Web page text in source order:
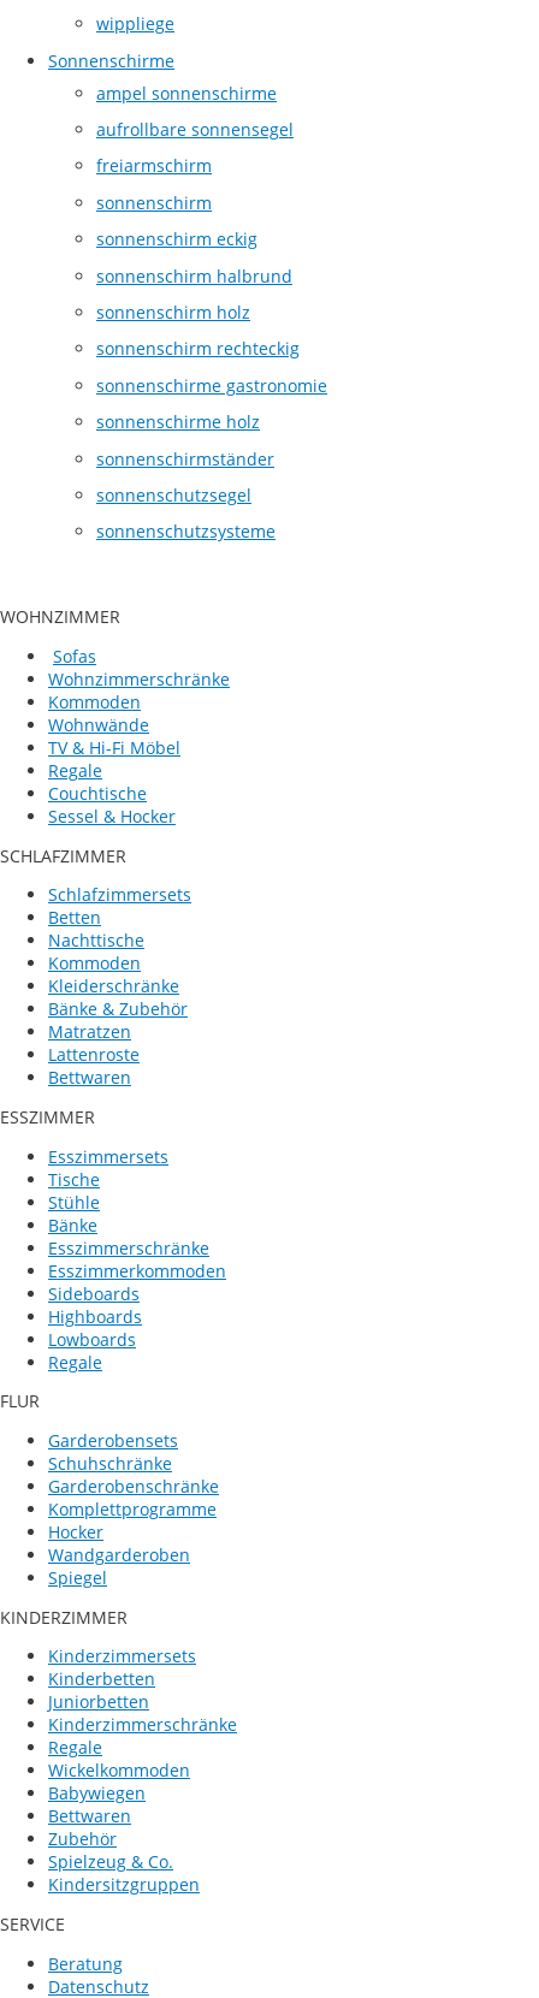
wippliege
Sonnenschirme
ampel sonnenschirme
aufrollbare sonnensegel
freiarmschirm
sonnenschirm
sonnenschirm eckig
sonnenschirm halbrund
sonnenschirm holz
sonnenschirm rechteckig
sonnenschirme gastronomie
sonnenschirme holz
sonnenschirmständer
sonnenschutzsegel
sonnenschutzsysteme
WOHNZIMMER
Sofas
Wohnzimmerschränke
Kommoden
Wohnwände
TV & Hi-Fi Möbel
Regale
Couchtische
Sessel & Hocker
SCHLAFZIMMER
Schlafzimmersets
Betten
Nachttische
Kommoden
Kleiderschränke
Bänke & Zubehör
Matratzen
Lattenroste
Bettwaren
ESSZIMMER
Esszimmersets
Tische
Stühle
Bänke
Esszimmerschränke
Esszimmerkommoden
Sideboards
Highboards
Lowboards
Regale
FLUR
Garderobensets
Schuhschränke
Garderobenschränke
Komplettprogramme
Hocker
Wandgarderoben
Spiegel
KINDERZIMMER
Kinderzimmersets
Kinderbetten
Juniorbetten
Kinderzimmerschränke
Regale
Wickelkommoden
Babywiegen
Bettwaren
Zubehör
Spielzeug & Co.
Kindersitzgruppen
SERVICE
Beratung
Datenschutz